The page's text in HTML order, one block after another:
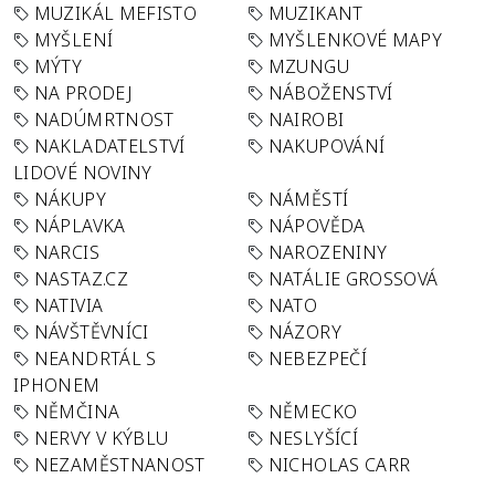
MUZIKÁL MEFISTO
MUZIKANT
MYŠLENÍ
MYŠLENKOVÉ MAPY
MÝTY
MZUNGU
NA PRODEJ
NÁBOŽENSTVÍ
NADÚMRTNOST
NAIROBI
NAKLADATELSTVÍ
LIDOVÉ NOVINY
NAKUPOVÁNÍ
NÁKUPY
NÁMĚSTÍ
NÁPLAVKA
NÁPOVĚDA
NARCIS
NAROZENINY
NASTAZ.CZ
NATÁLIE GROSSOVÁ
NATIVIA
NATO
NÁVŠTĚVNÍCI
NÁZORY
NEANDRTÁL S
IPHONEM
NEBEZPEČÍ
NĚMČINA
NĚMECKO
NERVY V KÝBLU
NESLYŠÍCÍ
NEZAMĚSTNANOST
NICHOLAS CARR